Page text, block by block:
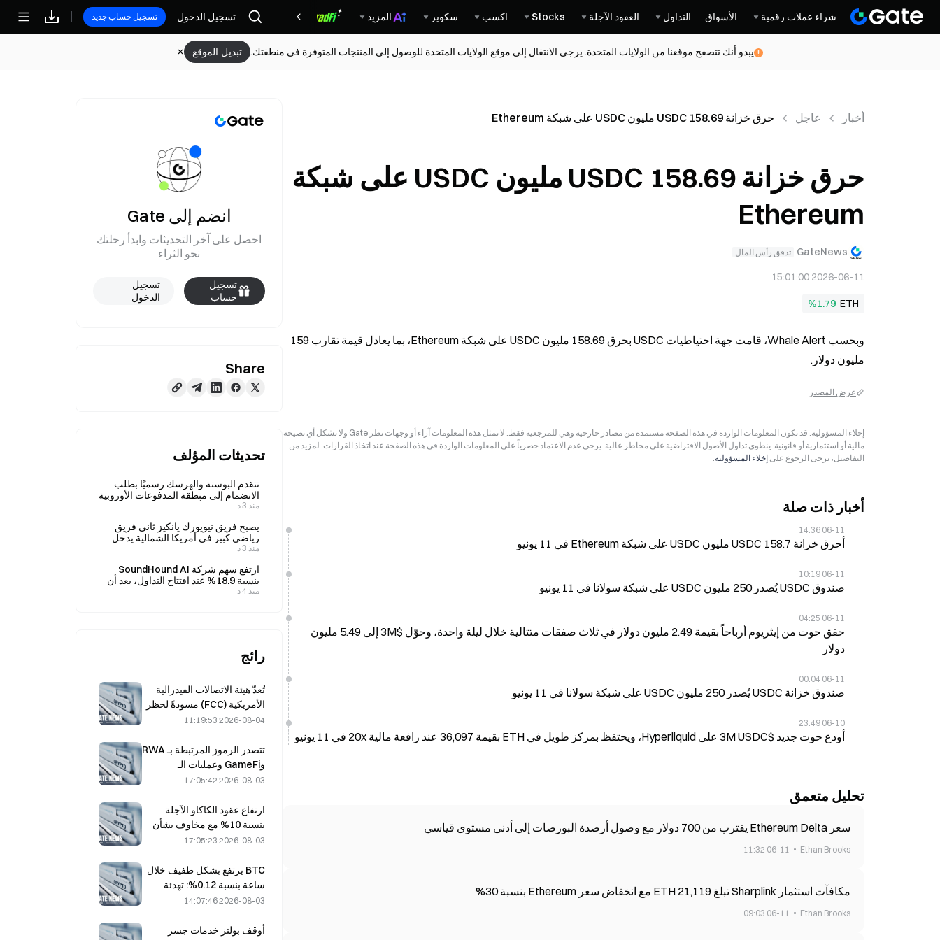
شراء عملات رقمية الأسواق التداول العقود الآجلة Stocks اكسب سكوير المزيد مكافآتتسجيل الدخول تسجيل حساب جديد
يبدو أنك تتصفح موقعنا من الولايات المتحدة. يرجى الانتقال إلى موقع الولايات المتحدة للوصول إلى المنتجات المتوفرة في منطقتك. تبديل الموقع
أخبار عاجل حرق خزانة USDC 158.69 مليون USDC على شبكة Ethereum
حرق خزانة USDC 158.69 مليون USDC على شبكة
Ethereum
GateNews تدفق رأس المال
2026-06-11 15:01:00
ETH
%1.79
مليون دولار.
عرض المصدر
إخلاء المسؤولية: قد تكون المعلومات الواردة في هذه الصفحة مستمدة من مصادر خارجية وهي للمرجعية فقط. لا تمثل هذه المعلومات آراء أو وجهات نظر Gate ولا تشكل أي نصيحة
مالية أو استثمارية أو قانونية. ينطوي تداول الأصول الافتراضية على مخاطر عالية. يرجى عدم الاعتماد حصرياً على المعلومات الواردة في هذه الصفحة عند اتخاذ القرارات. لمزيد من
التفاصيل، يرجى الرجوع على إخلاء المسؤولية.
أخبار ذات صلة
06-11 14:36
أحرق خزانة USDC 158.7 مليون USDC على شبكة Ethereum في 11 يونيو
06-11 10:19
صندوق USDC يُصدر 250 مليون USDC على شبكة سولانا في 11 يونيو
06-11 04:25
حقق حوت من إيثريوم أرباحاً بقيمة 2.49 مليون دولار في ثلاث صفقات متتالية خلال ليلة واحدة، وحوّل $3M إلى 5.49 مليون
دولار
06-11 00:04
صندوق خزانة USDC يُصدر 250 مليون USDC على شبكة سولانا في 11 يونيو
06-10 23:49
أودع حوت جديد $3M USDC على Hyperliquid، ويحتفظ بمركز طويل في ETH بقيمة 36,097 عند رافعة مالية 20x في 11 يونيو
تحليل متعمق
سعر Ethereum Delta يقترب من 700 دولار مع وصول أرصدة البورصات إلى أدنى مستوى قياسي
Ethan Brooks
06-11 11:32
مكافآت استثمار Sharplink تبلغ 21,119 ETH مع انخفاض سعر Ethereum بنسبة 30%
Ethan Brooks
06-11 09:03
انضم إلى Gate
احصل على آخر التحديثات وابدأ رحلتك
نحو الثراء
تسجيل
حساب
تسجيل
الدخول
Share
تحديثات المؤلف
تتقدم البوسنة والهرسك رسميًا بطلب
الانضمام إلى منطقة المدفوعات الأوروبية
الموحدة في 6 أغسطس
منذ 3 د
يصبح فريق نيويورك يانكيز ثاني فريق
رياضي كبير في أمريكا الشمالية يدخل
في شراكة مع Polymarket.
منذ 3 د
ارتفع سهم شركة SoundHound AI
بنسبة 18.9% عند افتتاح التداول، بعد أن
رفعت الشركة توقعاتها لإيرادات العام
منذ 4 د
رائج
تُعدّ هيئة الاتصالات الفيدرالية
الأمريكية (FCC) مسودةً لحظر
الوحدات البصرية الصينية في
تأثر الحصة السوقية لشركة
Xinyuan بنسبة 27%
2026-08-04 11:19:53
تتصدر الرموز المرتبطة بـ RWA
وGameFi وعمليات الـ
Restaking أداء السوق في 2026-08-03 17:05:42
ارتفاع عقود الكاكاو الآجلة
بنسبة 10% مع مخاوف بشأن
2026-08-03 17:05:23
BTC يرتفع بشكل طفيف خلال
ساعة بنسبة 0.12%: تهدئة
الجغرافيا السياسية وتزامن
يدفعان انتعاشاً قصير الأجل
2026-08-03 14:07:46
أوقف بولتز خدمات جسر